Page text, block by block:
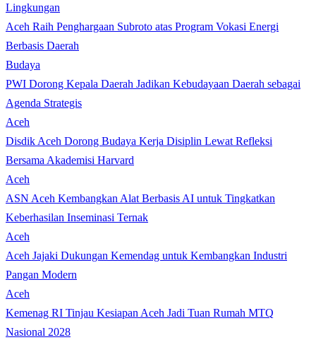
Lingkungan
Aceh Raih Penghargaan Subroto atas Program Vokasi Energi
Berbasis Daerah
Budaya
PWI Dorong Kepala Daerah Jadikan Kebudayaan Daerah sebagai
Agenda Strategis
Aceh
Disdik Aceh Dorong Budaya Kerja Disiplin Lewat Refleksi
Bersama Akademisi Harvard
Aceh
ASN Aceh Kembangkan Alat Berbasis AI untuk Tingkatkan
Keberhasilan Inseminasi Ternak
Aceh
Aceh Jajaki Dukungan Kemendag untuk Kembangkan Industri
Pangan Modern
Aceh
Kemenag RI Tinjau Kesiapan Aceh Jadi Tuan Rumah MTQ
Nasional 2028